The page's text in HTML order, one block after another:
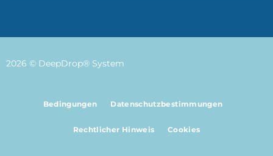
2026 © DeepDrop® System
Bedingungen Datenschutzbestimmungen
Rechtlicher Hinweis Cookies